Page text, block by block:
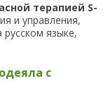
терапией S-
и управления,
русском языке,
с